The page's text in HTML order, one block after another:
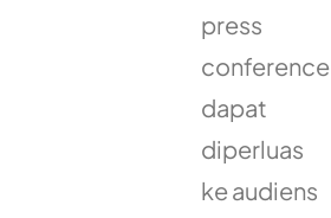
press
conference
dapat
diperluas
ke audiens